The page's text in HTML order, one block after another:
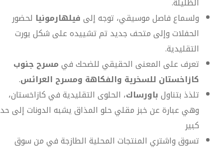
ولسماع فاصل موسيقي، توجه إلىفيلهارمونيا لحضور
الحفلات وإلى متحف جديد تم تشييده على شكل يورت
التقليدية.
تعرف على المعنى الحقيقي للضحك فيمسرح جنوب
كازاخستان للسخرية والفكاهة ومسرح العرائس.
تلذذ بتناولباورساك، الحلوى التقليدية في كازاخستان،
وهي عبارة عن خبز مقلي حلو المذاق يشبه الدونات إلى حد
كبير
تسوق واشتري المنتجات المحلية الطازجة في من سوق